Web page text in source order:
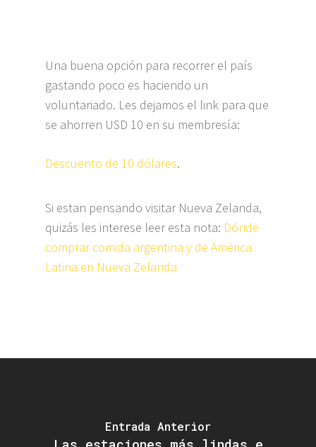
Una buena opción para recorrer el país
gastando poco es haciendo un
voluntariado. Les dejamos el link para que
se ahorren USD 10 en su membresía:
Descuento de 10 dólares.
Si estan pensando visitar Nueva Zelanda,
quizás les interese leer esta nota: Dónde
comprar comida argentina y de América
Latina en Nueva Zelanda
Entrada Anterior